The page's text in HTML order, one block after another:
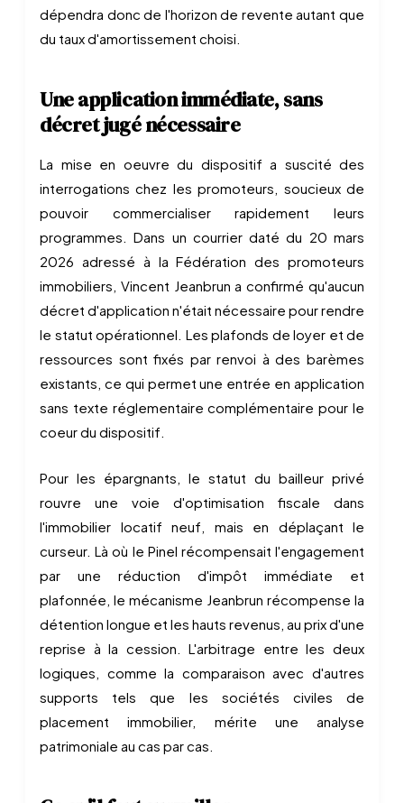
dépendra donc de l'horizon de revente autant que
du taux d'amortissement choisi.
Une application immédiate, sans
décret jugé nécessaire
La mise en oeuvre du dispositif a suscité des
interrogations chez les promoteurs, soucieux de
pouvoir commercialiser rapidement leurs
programmes. Dans un courrier daté du 20 mars
2026 adressé à la Fédération des promoteurs
immobiliers, Vincent Jeanbrun a confirmé qu'aucun
décret d'application n'était nécessaire pour rendre
le statut opérationnel. Les plafonds de loyer et de
ressources sont fixés par renvoi à des barèmes
existants, ce qui permet une entrée en application
sans texte réglementaire complémentaire pour le
coeur du dispositif.
Pour les épargnants, le statut du bailleur privé
rouvre une voie d'optimisation fiscale dans
l'immobilier locatif neuf, mais en déplaçant le
curseur. Là où le Pinel récompensait l'engagement
par une réduction d'impôt immédiate et
plafonnée, le mécanisme Jeanbrun récompense la
détention longue et les hauts revenus, au prix d'une
reprise à la cession. L'arbitrage entre les deux
logiques, comme la comparaison avec d'autres
supports tels que les sociétés civiles de
placement immobilier, mérite une analyse
patrimoniale au cas par cas.